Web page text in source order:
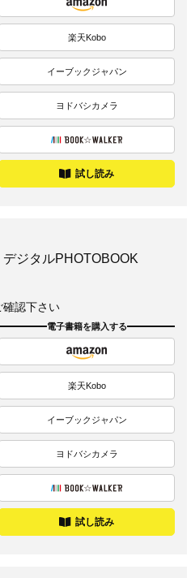
楽天Kobo
イーブックジャパン
ヨドバシカメラ
試し読み
デジタルPHOTOBOOK
確認下さい
電子書籍を購入する
楽天Kobo
イーブックジャパン
ヨドバシカメラ
試し読み